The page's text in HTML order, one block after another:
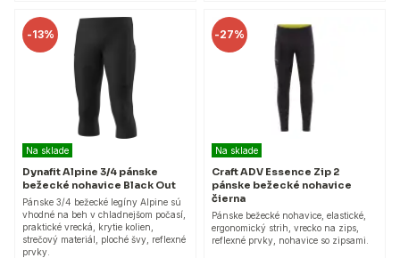
-13%
Na sklade
Dynafit Alpine 3/4 pánske
bežecké nohavice Black Out
Pánske 3/4 bežecké legíny Alpine sú
vhodné na beh v chladnejšom počasí,
praktické vrecká, krytie kolien,
strečový materiál, ploché švy, reflexné
prvky.
-27%
Na sklade
Craft ADV Essence Zip 2
pánske bežecké nohavice
čierna
Pánske bežecké nohavice, elastické,
ergonomický strih, vrecko na zips,
reflexné prvky, nohavice so zipsami.